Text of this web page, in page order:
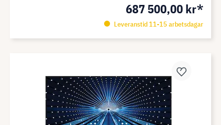
687 500,00 kr*
Leveranstid 11-15 arbetsdagar